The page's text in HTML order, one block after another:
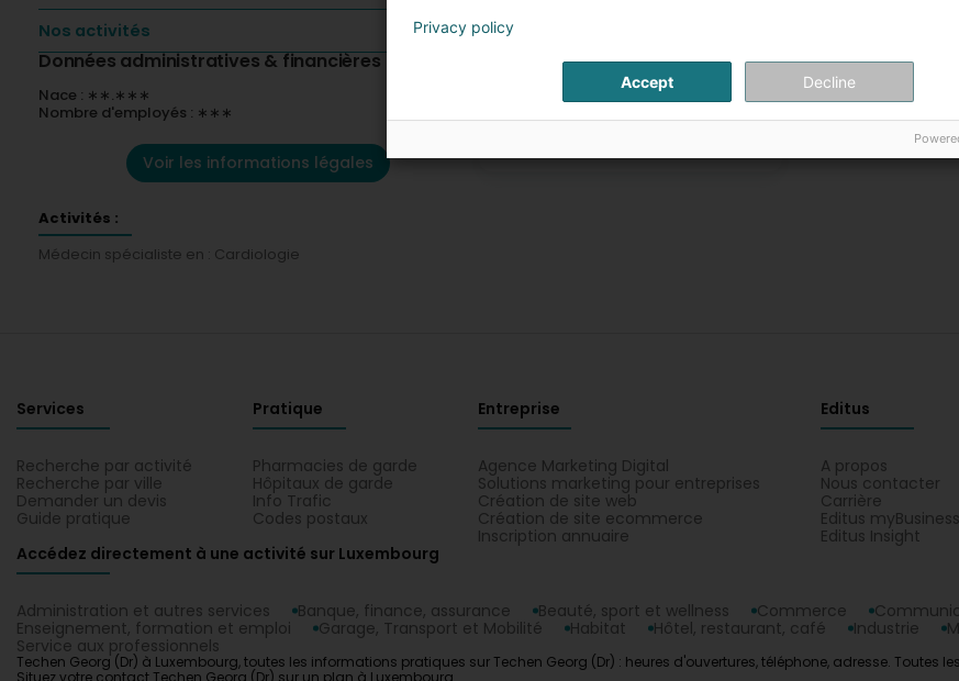
Nos activités
Données administratives & financières
Nace : ∗∗.∗∗∗
Nombre d'employés : ∗∗∗
Voir les informations légales
M. Georg Techen
Activités :
Médecin spécialiste en : Cardiologie
Services
Recherche par activité
Recherche par ville
Demander un devis
Guide pratique
Pratique
Pharmacies de garde
Hôpitaux de garde
Info Trafic
Codes postaux
Entreprise
Agence Marketing Digital
Solutions marketing pour entreprises
Création de site web
Création de site ecommerce
Inscription annuaire
Editus
A propos
Nous contacter
Carrière
Editus myBusiness
Editus Insight
Accédez directement à une activité sur Luxembourg
Administration et autres services Banque, finance, assurance Beauté, sport et wellness Commerce
Enseignement, formation et emploi
Garage, Transport et Mobilité Habitat Hôtel, restaurant, café Industrie
Service aux professionnels
Techen Georg (Dr) à Luxembourg, toutes les informations pratiques sur Techen Georg (Dr) : heures d'ouvertures, téléphone, adresse. Toutes
Situez votre contact Techen Georg (Dr) sur un plan à Luxembourg.
Privacy policy
Accept Decline